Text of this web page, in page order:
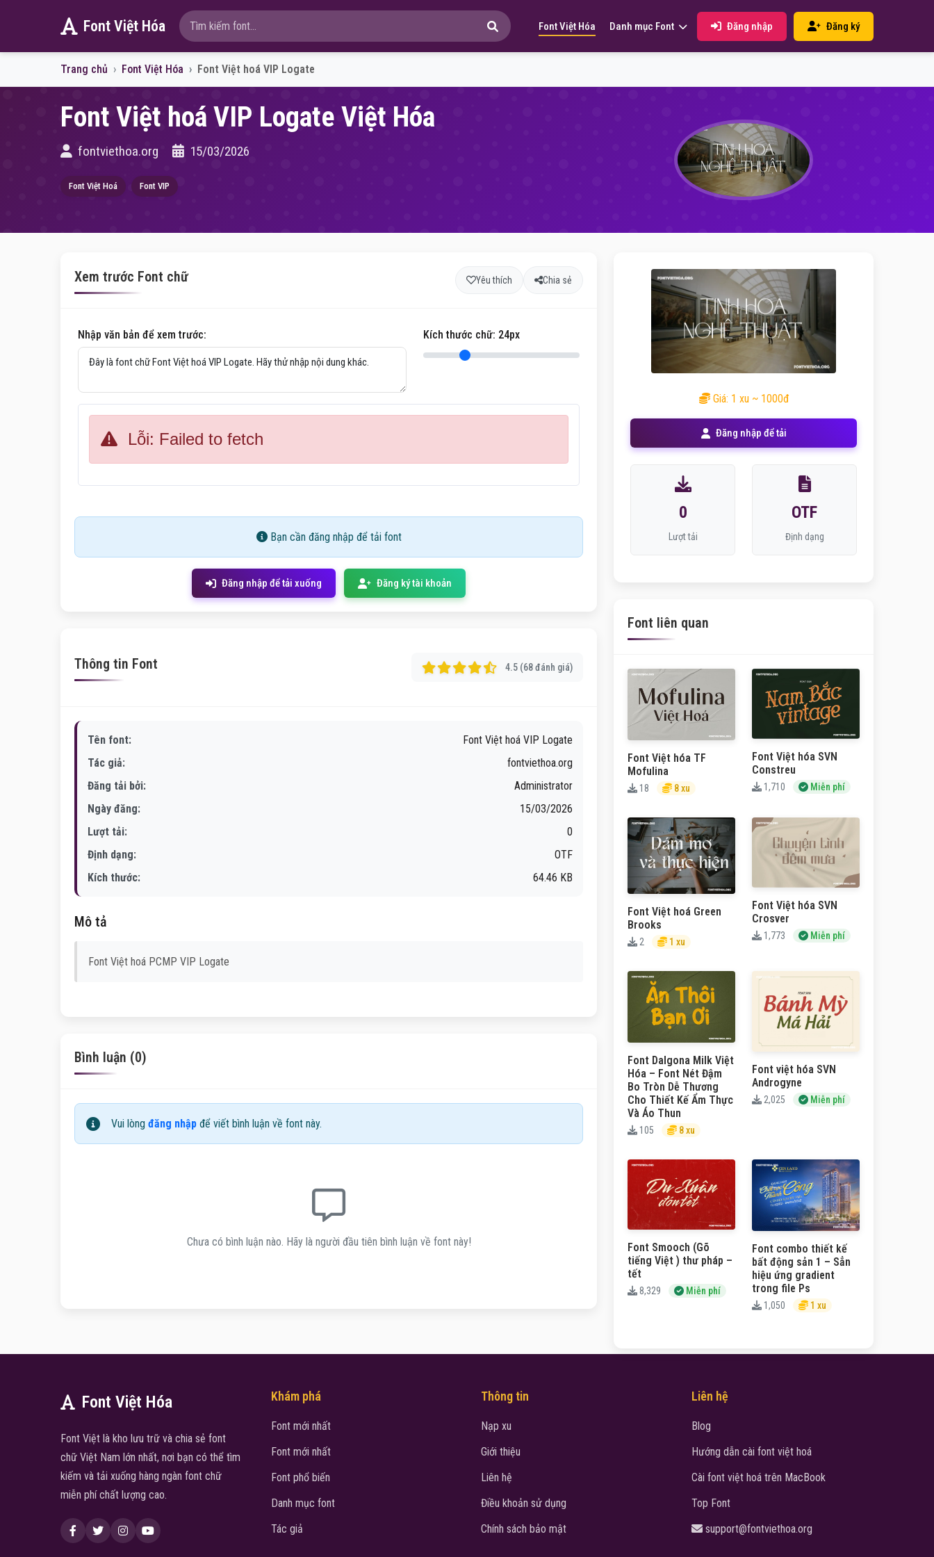
Font Việt Hóa Font Việt Hóa Danh mục Font Đăng nhập Đăng ký
Trang chủ Font Việt Hóa Font Việt hoá VIP Logate
Font Việt hoá VIP Logate Việt Hóa
fontviethoa.org 15/03/2026
Font Việt Hoá Font VIP
Xem trước Font chữ Yêu thích Chia sẻ
Nhập văn bản để xem trước: Kích thước chữ: 24px
Lỗi: Failed to fetch
Bạn cần đăng nhập để tải font
Đăng nhập để tải xuống Đăng ký tài khoản
Thông tin Font 4.5 (68 đánh giá)
Tên font:
Font Việt hoá VIP Logate
Tác giả:
fontviethoa.org
Đăng tải bởi:
Administrator
Ngày đăng:
15/03/2026
Lượt tải:
0
Định dạng:
OTF
Kích thước:
64.46 KB
Mô tả
Font Việt hoá PCMP VIP Logate
Bình luận (0)
Vui lòng đăng nhập để viết bình luận về font này.
Chưa có bình luận nào. Hãy là người đầu tiên bình luận về font này!
Giá: 1 xu ~ 1000đ
Đăng nhập để tải
0
Lượt tải
OTF
Định dạng
Font liên quan
Font Việt hóa TF
Mofulina
18 8 xu
Font Việt hóa SVN
Constreu
1,710 Miễn phí
Font Việt hoá Green
Brooks
2 1 xu
Font Việt hóa SVN
Crosver
1,773 Miễn phí
Font Dalgona Milk Việt
Hóa – Font Nét Đậm
Bo Tròn Dễ Thương
Cho Thiết Kế Ẩm Thực
Và Áo Thun
105 8 xu
Font việt hóa SVN
Androgyne
2,025 Miễn phí
Font Smooch (Gõ
tiếng Việt ) thư pháp –
tết
8,329 Miễn phí
Font combo thiết kế
bất động sản 1 – Sẳn
hiệu ứng gradient
trong file Ps
1,050 1 xu
Font Việt Hóa
Font Việt là kho lưu trữ và chia sẻ font
chữ Việt Nam lớn nhất, nơi bạn có thể tìm
kiếm và tải xuống hàng ngàn font chữ
miễn phí chất lượng cao.
Khám phá
Font mới nhất
Font mới nhất
Font phổ biến
Danh mục font
Tác giả
Thông tin
Nạp xu
Giới thiệu
Liên hệ
Điều khoản sử dụng
Chính sách bảo mật
Liên hệ
Blog
Hướng dẫn cài font việt hoá
Cài font việt hoá trên MacBook
Top Font
support@fontviethoa.org